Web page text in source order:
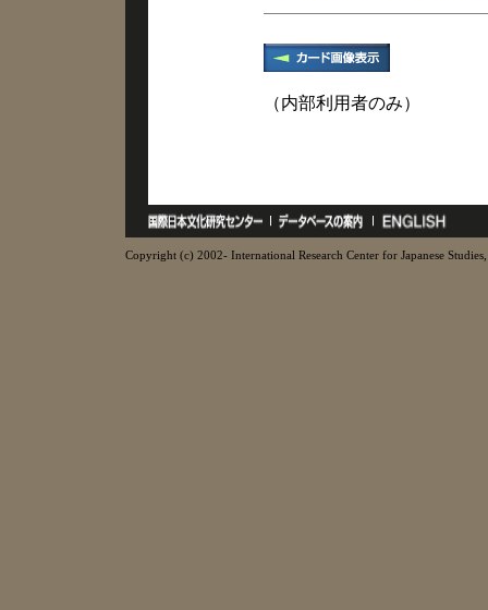
（内部利用者のみ）
Copyright (c) 2002- International Research Center for Japanese